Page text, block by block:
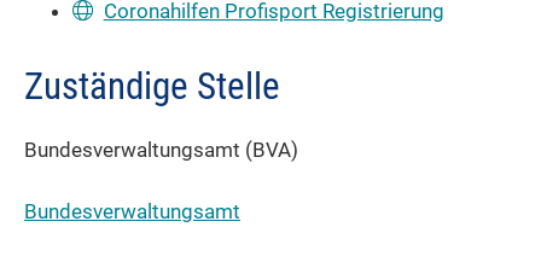
Coronahilfen Profisport Registrierung
Zuständige Stelle
Bundesverwaltungsamt (BVA)
Bundesverwaltungsamt